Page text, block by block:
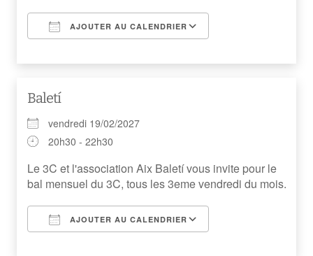
AJOUTER AU CALENDRIER
Baletí
vendredi 19/02/2027
20h30 - 22h30
Le 3C et l'association Aix Baletí vous invite pour le
bal mensuel du 3C, tous les 3eme vendredi du mois.
AJOUTER AU CALENDRIER